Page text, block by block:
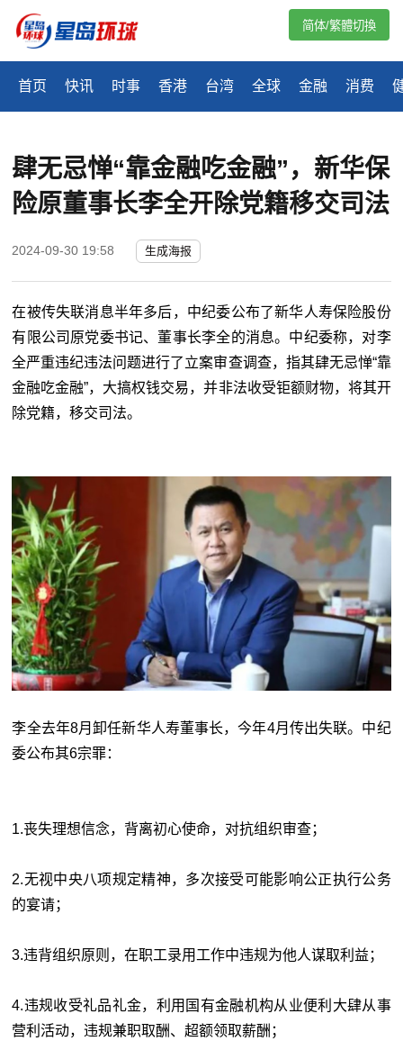
首页 快讯 时事 香港 台湾 全球 金融 消费
简体/繁體切換
肆无忌惮“靠金融吃金融”，新华保
险原董事长李全开除党籍移交司法
2024-09-30 19:58 生成海报
在被传失联消息半年多后，中纪委公布了新华人寿保险股份
有限公司原党委书记、董事长李全的消息。中纪委称，对李
全严重违纪违法问题进行了立案审查调查，指其肆无忌惮“靠
金融吃金融”，大搞权钱交易，并非法收受钜额财物，将其开
除党籍，移交司法。
李全去年8月卸任新华人寿董事长，今年4月传出失联。中纪
委公布其6宗罪：
1.丧失理想信念，背离初心使命，对抗组织审查；
2.无视中央八项规定精神，多次接受可能影响公正执行公务
的宴请；
3.违背组织原则，在职工录用工作中违规为他人谋取利益；
4.违规收受礼品礼金，利用国有金融机构从业便利大肆从事
营利活动，违规兼职取酬、超额领取薪酬；